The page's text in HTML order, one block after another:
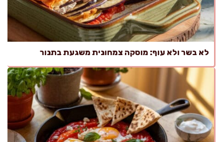
לא בשר ולא עוף: מוסקה צמחונית משגעת בתנור